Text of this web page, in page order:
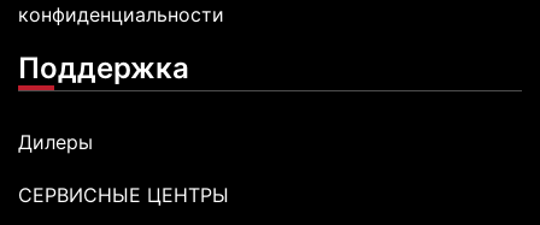
конфиденциальности
Поддержка
Дилеры
СЕРВИСНЫЕ ЦЕНТРЫ